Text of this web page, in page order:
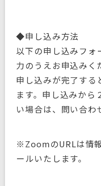
◆申し込み方法
以下の申し込みフォ
力のうえお申込みく
申し込みが完了する
ます。申し込みから
い場合は、問い合わ
※ZoomのURLは情
ールいたします。